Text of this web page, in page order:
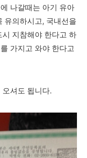
나갈때는 아기 유아
유의하시고, 국내선을
지참해야 한다고 하
가지고 와야 한다고
오셔도 됩니다.